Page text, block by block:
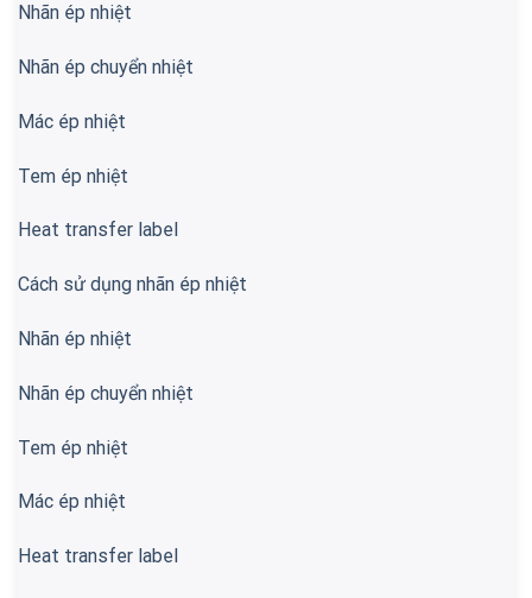
Nhãn ép nhiệt
Nhãn ép chuyển nhiệt
Mác ép nhiệt
Tem ép nhiệt
Heat transfer label
Cách sử dụng nhãn ép nhiệt
Nhãn ép nhiệt
Nhãn ép chuyển nhiệt
Tem ép nhiệt
Mác ép nhiệt
Heat transfer label